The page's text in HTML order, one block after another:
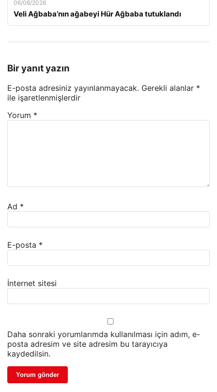
06/08/2026
Veli Ağbaba’nın ağabeyi Hür Ağbaba tutuklandı
Bir yanıt yazın
E-posta adresiniz yayınlanmayacak. Gerekli alanlar *
ile işaretlenmişlerdir
Yorum *
Ad *
E-posta *
İnternet sitesi
Daha sonraki yorumlarımda kullanılması için adım, e-
posta adresim ve site adresim bu tarayıcıya
kaydedilsin.